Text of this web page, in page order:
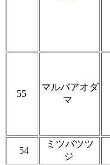
55
マルバアオダ
マ
54
ミツバツツ
ジ